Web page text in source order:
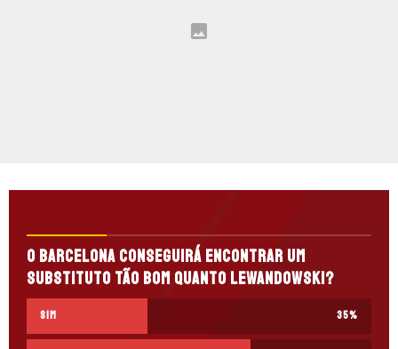
O Barcelona conseguirá encontrar um
substituto tão bom quanto Lewandowski?
Sim 35%